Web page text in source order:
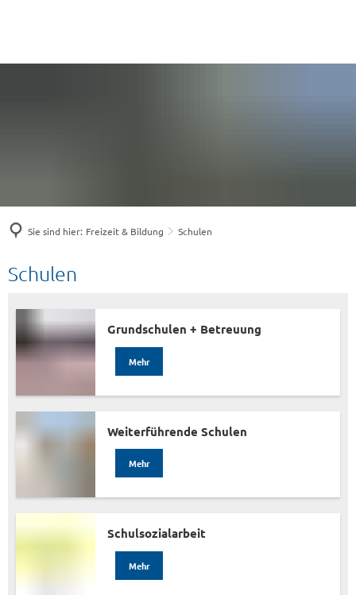
Sie sind hier: Freizeit & Bildung Schulen
Schulen
Schulen
Grundschulen + Betreuung
Mehr
Weiterführende Schulen
Mehr
Schulsozialarbeit
Mehr